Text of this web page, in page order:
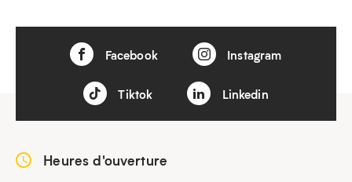
Facebook Instagram
Tiktok Linkedin
Heures d'ouverture